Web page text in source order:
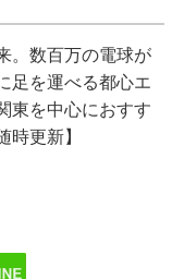
。数百万の電球が
足を運べる都心エ
東を中心におすす
時更新】